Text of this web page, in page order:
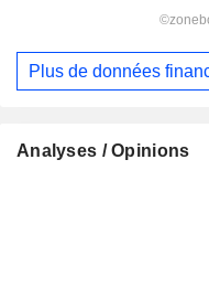
Plus de données
Analyses / Opinions